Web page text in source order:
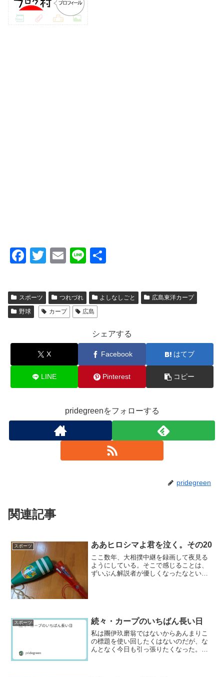
F
c
e
b
k
T
tt
er
E
ail
Li
e
スポーツ つれづれ よしなしごと
広島東洋カープ
野球
カープ 広島
シェアする
X Facebook はてブ
LINE Pinterest コピー
pridegreenをフォローする
pridegreen
関連記事
スポーツ ああヒロシマよ君を泣く。その20
ここ数年、大相撲中継を録画して夜見る
ようにしている。そこで感じることは、
ずいぶん解説者が優しくなったなという
スポーツ 続々・カープのいちばん長い日
私は團伊玖磨翁ではないからあんまりこ
の標題を使い回したくはないのだが、な
んとなく今日も引っ張りたくなった。い